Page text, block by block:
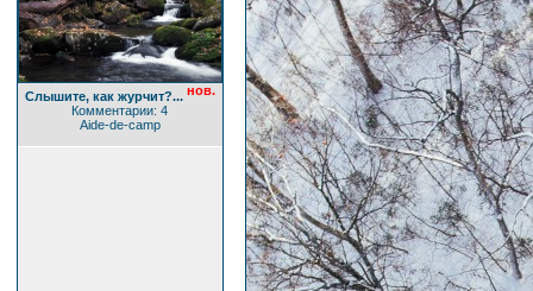
Слышите, как журчит?... нов.
Комментарии: 4
Aide-de-camp